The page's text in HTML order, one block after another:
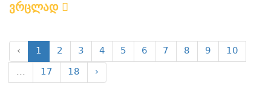
ვრცლად
‹ 1 2 3 4 5 6 7 8 9
10
...
17 18 ›